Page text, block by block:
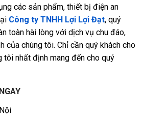
các sản phẩm, thiết bị điện an
Công ty TNHH Lợi Lợi Đạt, quý
toàn hài lòng với dịch vụ chu đáo,
của chúng tôi. Chỉ cần quý khách cho
tôi nhất định mang đến cho quý